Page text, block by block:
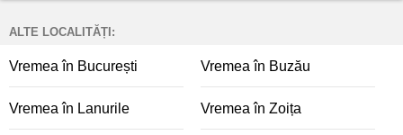
ALTE LOCALITĂȚI:
Vremea în București Vremea în Buzău
Vremea în Lanurile Vremea în Zoița